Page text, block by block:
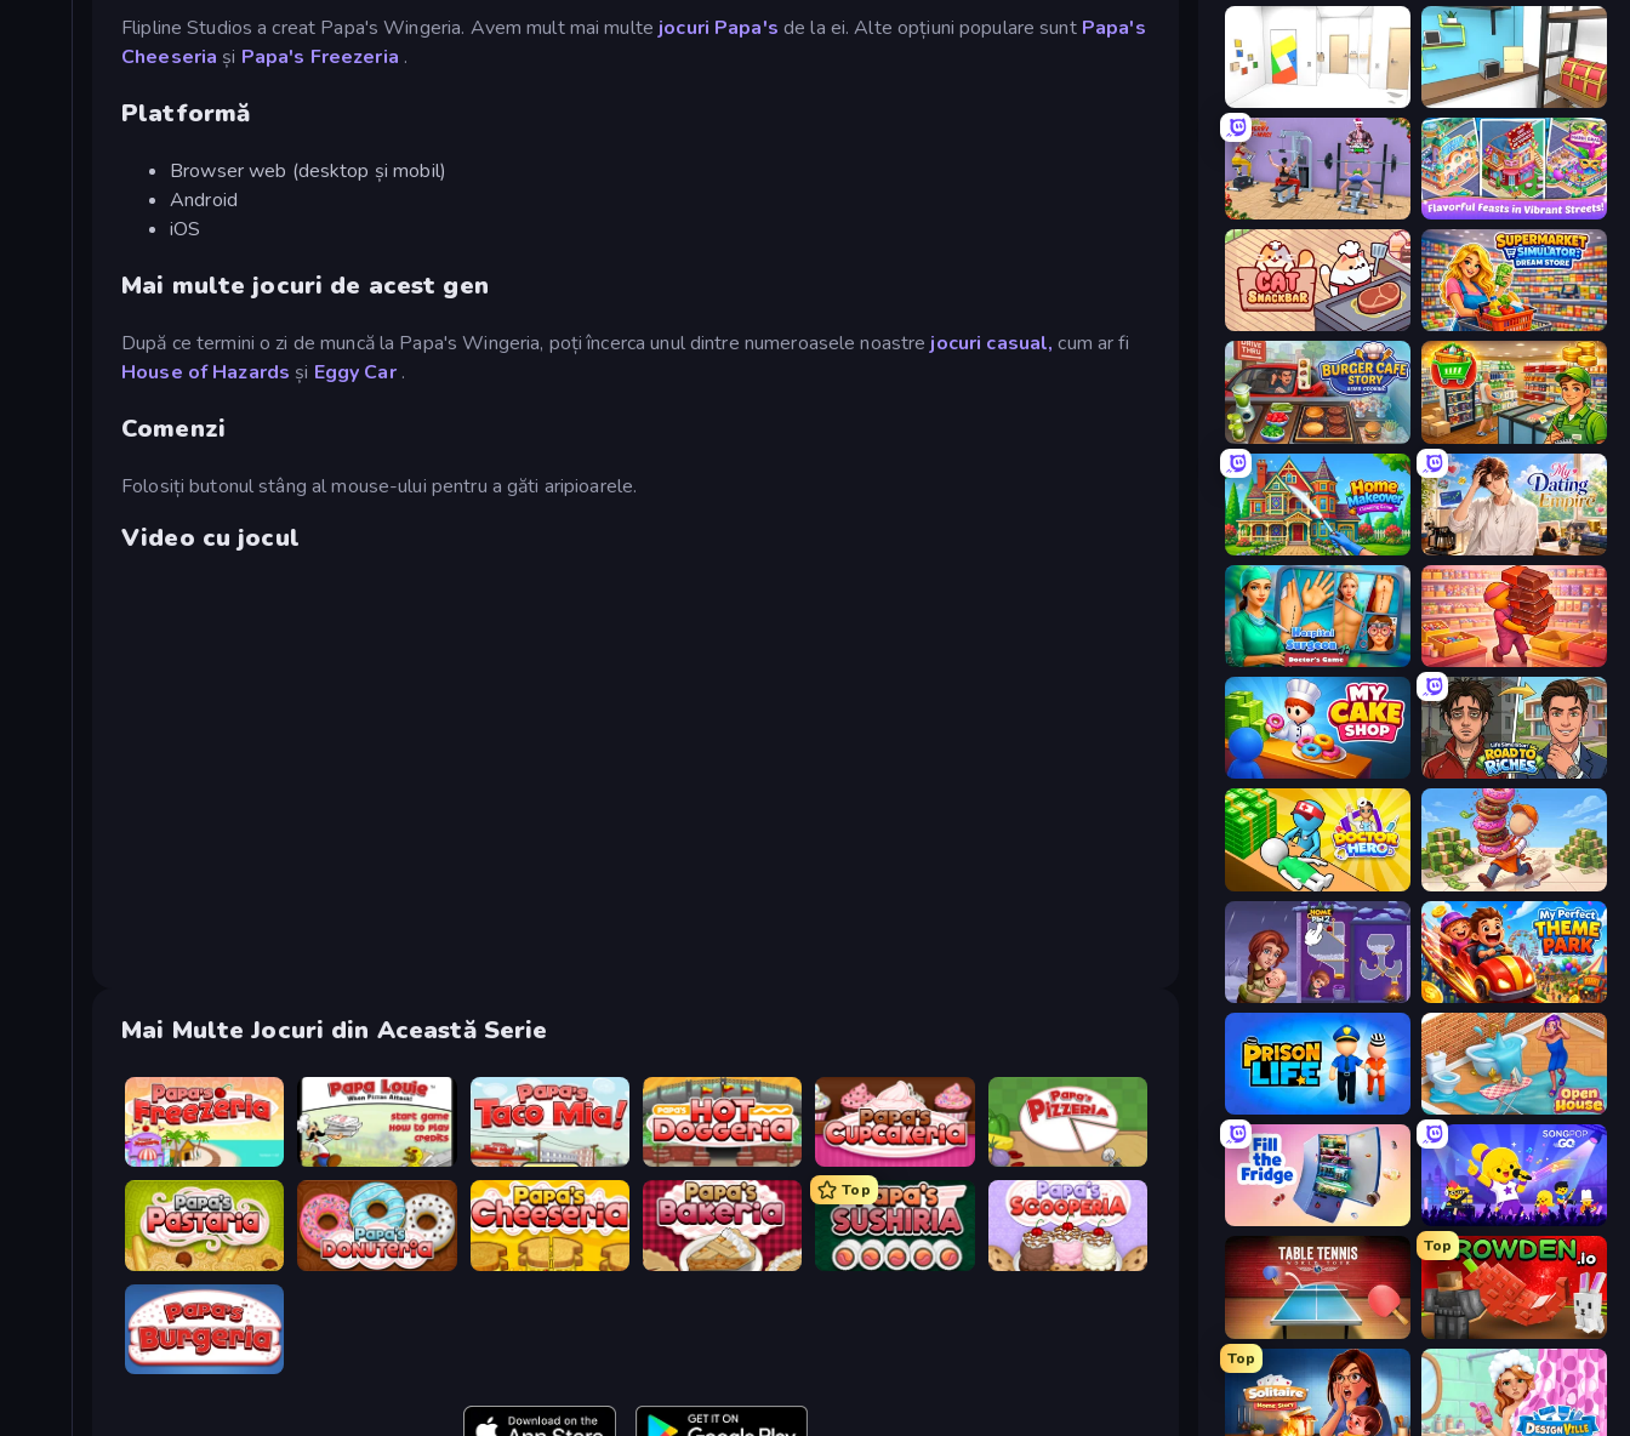
Flipline Studios a creat Papa's Wingeria. Avem mult mai multe jocuri Papa's de la ei. Alte opțiuni populare sunt Papa's
Cheeseria și Papa's Freezeria .
Platformă
Browser web (desktop și mobil)
Android
iOS
Mai multe jocuri de acest gen
După ce termini o zi de muncă la Papa's Wingeria, poți încerca unul dintre numeroasele noastre jocuri casual, cum ar fi
House of Hazards și Eggy Car.
Comenzi
Folosiți butonul stâng al mouse-ului pentru a găti aripioarele.
Video cu jocul
Mai Multe Jocuri din Această Serie
Papa's Freezeria Papa Louie: When Pizzas Attack Papa's Taco Mia Papa's Hot Doggeria Papas Cupcakeria Papa's Pizzeria
Papa's Pastaria Papa's Donuteria Papa's Cheeseria Papa's Bakeria
Top
Papa's Sushiria Papa's Scooperia
Papa's Burgeria
Mirror Room Escape Game Cafe Escape
Gym Simulator 2024 Mom's Diary 2
Cat Snack Bar Supermarket Simulator: Dream Store
Burger Cafe Story ASMR Cooking Supermarket Simulator: Desert
Home Makeover Cleaning Game My Dating Empire
Hospital Surgeon: Doctor's Game Candy Packing Store
My Cake Shop Life Simulator: Road to Riches
Doctor Hero Donut Place
Home Pin 2 My Perfect Theme Park
Prison Life Open House
Fill The Fridge SongPop GO
Table Tennis World Tour
Top
Grow A Garden | Growden.io
Top